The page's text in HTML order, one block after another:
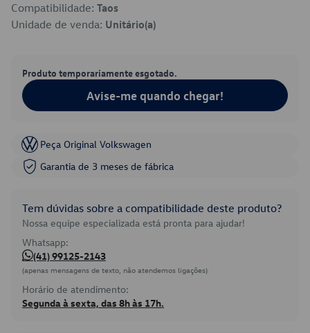
Compatibilidade: Taos
Unidade de venda: Unitário(a)
Produto temporariamente esgotado.
Avise-me quando chegar!
Peça Original Volkswagen
Garantia de 3 meses de fábrica
Tem dúvidas sobre a compatibilidade deste produto?
Nossa equipe especializada está pronta para ajudar!
Whatsapp:
(41) 99125-2143
(apenas mensagens de texto, não atendemos ligações)
Horário de atendimento:
Segunda à sexta, das 8h às 17h.